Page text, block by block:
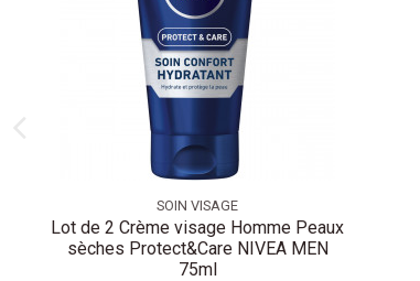
SOIN VISAGE
Lot de 2 Crème visage Homme Peaux
sèches Protect&Care NIVEA MEN
75ml